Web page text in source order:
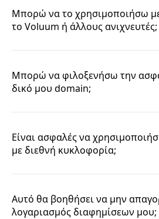
Μπορώ να το χρησιμοποιήσω
το Voluum ή άλλους ανιχνευτές;
Μπορώ να φιλοξενήσω την
δικό μου domain;
Είναι ασφαλές να
με διεθνή κυκλοφορία;
Αυτό θα βοηθήσει να μην
λογαριασμός διαφημίσεων μου;